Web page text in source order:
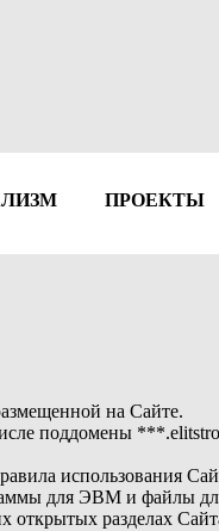
ПРОЕКТЫ
на Сайте.
поддомены
использования
для ЭВМ и файлы
открытых разделах